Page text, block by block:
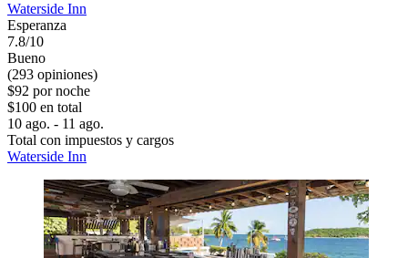
Waterside Inn
Esperanza
7.8/10
Bueno
(293 opiniones)
$92 por noche
$100 en total
10 ago. - 11 ago.
Total con impuestos y cargos
Waterside Inn